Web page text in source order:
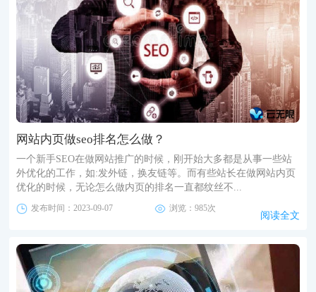
网站内页做seo排名怎么做？
一个新手SEO在做网站推广的时候，刚开始大多都是从事一些站
外优化的工作，如:发外链，换友链等。而有些站长在做网站内页
优化的时候，无论怎么做内页的排名一直都纹丝不...
发布时间：2023-09-07 浏览：985次
阅读全文